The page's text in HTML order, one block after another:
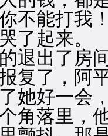
不能打我
了起来。
出了房间
复了，阿
她好一会
角落里，